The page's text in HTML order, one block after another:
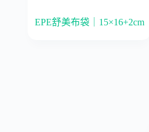
EPE舒美布袋｜15×16+2cm